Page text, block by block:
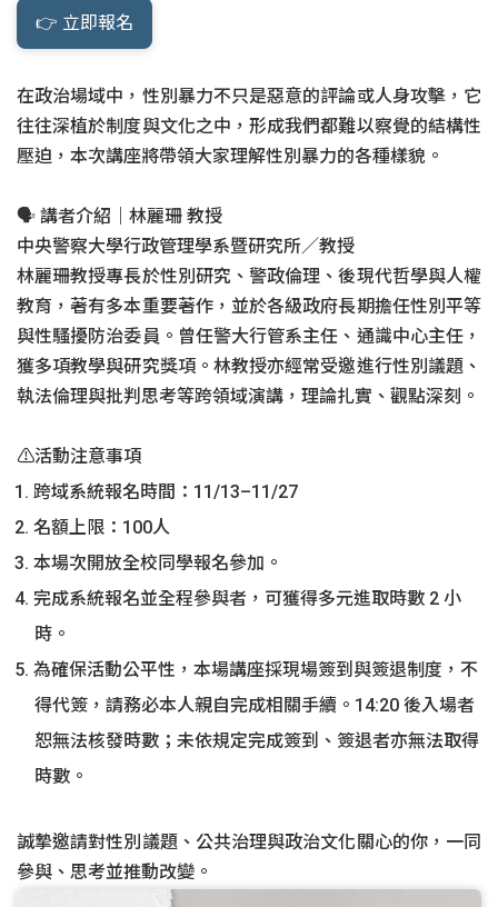
國際部
資訊發展部
👉 立即報名
在政治場域中，性別暴力不只是惡意的評論或人身攻擊，它
往往深植於制度與文化之中，形成我們都難以察覺的結構性
壓迫，本次講座將帶領大家理解性別暴力的各種樣貌。
🗣️ 講者介紹｜林麗珊 教授
中央警察大學行政管理學系暨研究所／教授
林麗珊教授專長於性別研究、警政倫理、後現代哲學與人權
教育，著有多本重要著作，並於各級政府長期擔任性別平等
與性騷擾防治委員。曾任警大行管系主任、通識中心主任，
獲多項教學與研究獎項。林教授亦經常受邀進行性別議題、
執法倫理與批判思考等跨領域演講，理論扎實、觀點深刻。
⚠️活動注意事項
跨域系統報名時間：11/13–11/27
名額上限：100人
本場次開放全校同學報名參加。
完成系統報名並全程參與者，可獲得多元進取時數 2 小
時。
為確保活動公平性，本場講座採現場簽到與簽退制度，不
得代簽，請務必本人親自完成相關手續。14:20 後入場者
恕無法核發時數；未依規定完成簽到、簽退者亦無法取得
時數。
誠摯邀請對性別議題、公共治理與政治文化關心的你，一同
參與、思考並推動改變。